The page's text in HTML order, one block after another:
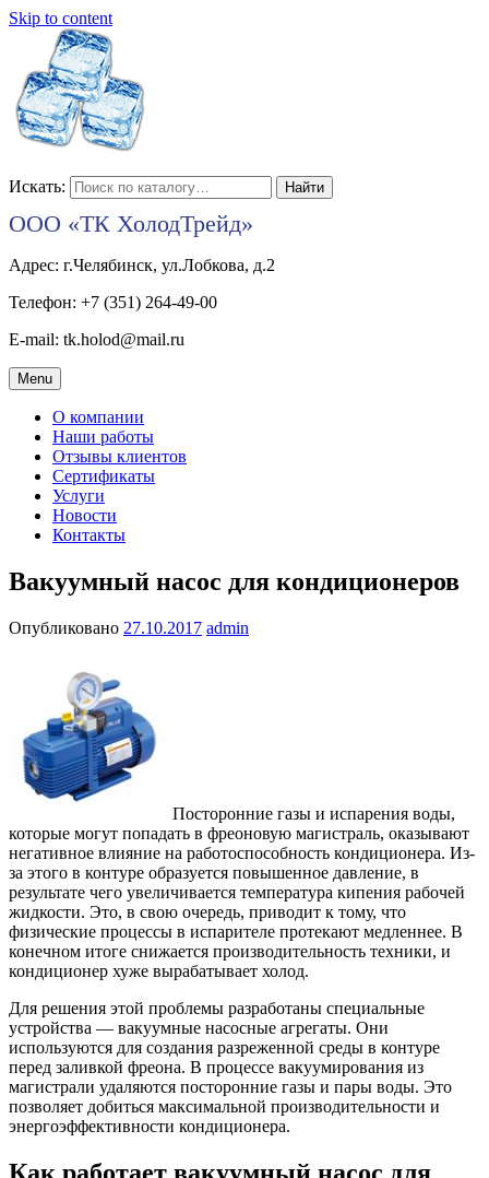
Skip to content
Искать:
ООО «ТК ХолодТрейд»
Адрес: г.Челябинск, ул.Лобкова, д.2
Телефон: +7 (351) 264-49-00
E-mail: tk.holod@mail.ru
Menu
О компании
Наши работы
Отзывы клиентов
Сертификаты
Услуги
Новости
Контакты
Вакуумный насос для кондиционеров
Опубликовано 27.10.2017 admin
Посторонние газы и испарения воды,
которые могут попадать в фреоновую магистраль, оказывают
негативное влияние на работоспособность кондиционера. Из-
за этого в контуре образуется повышенное давление, в
результате чего увеличивается температура кипения рабочей
жидкости. Это, в свою очередь, приводит к тому, что
физические процессы в испарителе протекают медленнее. В
конечном итоге снижается производительность техники, и
кондиционер хуже вырабатывает холод.
Для решения этой проблемы разработаны специальные
устройства — вакуумные насосные агрегаты. Они
используются для создания разреженной среды в контуре
перед заливкой фреона. В процессе вакуумирования из
магистрали удаляются посторонние газы и пары воды. Это
позволяет добиться максимальной производительности и
энергоэффективности кондиционера.
Как работает вакуумный насос для